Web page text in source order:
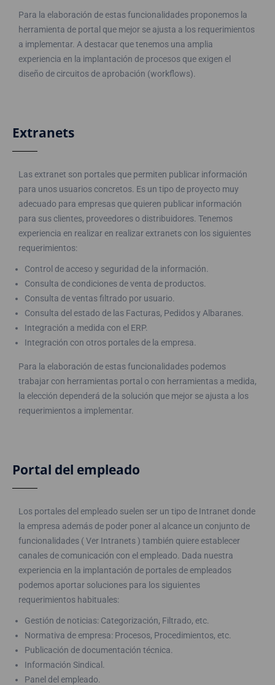
Para la elaboración de estas funcionalidades proponemos la
herramienta de portal que mejor se ajusta a los requerimientos
a implementar. A destacar que tenemos una amplia
experiencia en la implantación de procesos que exigen el
diseño de circuitos de aprobación (workflows).
Extranets
Las extranet son portales que permiten publicar información
para unos usuarios concretos. Es un tipo de proyecto muy
adecuado para empresas que quieren publicar información
para sus clientes, proveedores o distribuidores. Tenemos
experiencia en realizar en realizar extranets con los siguientes
requerimientos:
Control de acceso y seguridad de la información.
Consulta de condiciones de venta de productos.
Consulta de ventas filtrado por usuario.
Consulta del estado de las Facturas, Pedidos y Albaranes.
Integración a medida con el ERP.
Integración con otros portales de la empresa.
Para la elaboración de estas funcionalidades podemos
trabajar con herramientas portal o con herramientas a medida,
la elección dependerá de la solución que mejor se ajusta a los
requerimientos a implementar.
Portal del empleado
Los portales del empleado suelen ser un tipo de Intranet donde
la empresa además de poder poner al alcance un conjunto de
funcionalidades ( Ver Intranets ) también quiere establecer
canales de comunicación con el empleado. Dada nuestra
experiencia en la implantación de portales de empleados
podemos aportar soluciones para los siguientes
requerimientos habituales:
Gestión de noticias: Categorización, Filtrado, etc.
Normativa de empresa: Procesos, Procedimientos, etc.
Publicación de documentación técnica.
Información Sindical.
Panel del empleado.